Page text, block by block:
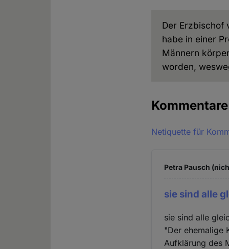
Der Erzbischof
habe in einer
Männern
worden,
Kommentare
Netiquette für
Petra Pausch
sie sind alle
sie sind alle
"Der ehemalige
Aufklärung des